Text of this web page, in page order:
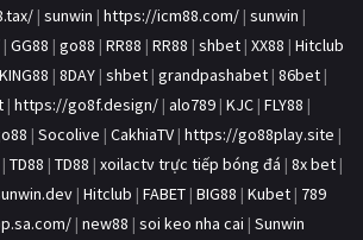
| sunwin | https://icm88.com/ | sunwin |
| GG88 | go88 | RR88 | RR88 | shbet | XX88 | Hitclub
KING88 | 8DAY | shbet | grandpashabet | 86bet |
| https://go8f.design/ | alo789 | KJC | FLY88 |
| Socolive | CakhiaTV | https://go88play.site |
| TD88 | TD88 | xoilactv trực tiếp bóng đá | 8x bet |
| Hitclub | FABET | BIG88 | Kubet | 789
| new88 | soi keo nha cai | Sunwin